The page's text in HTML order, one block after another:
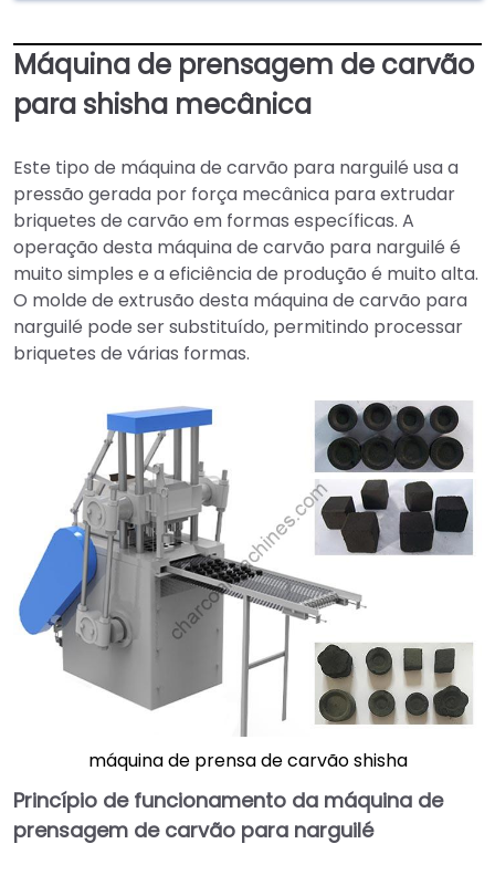
Máquina de prensagem de carvão
para shisha mecânica
Este tipo de máquina de carvão para narguilé usa a
pressão gerada por força mecânica para extrudar
briquetes de carvão em formas específicas. A
operação desta máquina de carvão para narguilé é
muito simples e a eficiência de produção é muito alta.
O molde de extrusão desta máquina de carvão para
narguilé pode ser substituído, permitindo processar
briquetes de várias formas.
máquina de prensa de carvão shisha
Princípio de funcionamento da máquina de
prensagem de carvão para narguilé